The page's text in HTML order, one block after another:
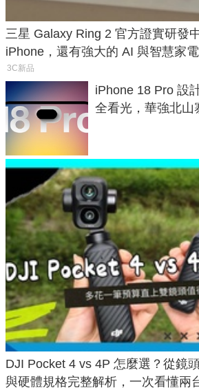
三星 Galaxy Ring 2 官方證實研發
iPhone，還有強大的 AI 與智慧家
3C新品
iPhone 18 Pro 設
全看光，華強北山
DJI Pocket 4 vs 4P 怎麼選？從鏡
與硬體規格完整解析，一次看懂兩